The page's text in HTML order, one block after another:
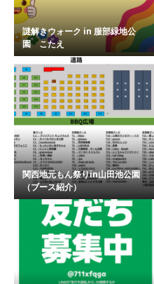
謎解きウォーク in 服部緑地公
園 こたえ
関西地元もん祭りin山田池公園
（ブース紹介）